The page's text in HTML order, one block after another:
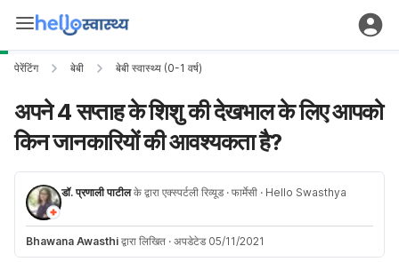
पेरेंटिंग बेबी बेबी स्वास्थ्य (0-1 वर्ष)
अपने 4 सप्ताह के शिशु की देखभाल के लिए आपको
किन जानकारियों की आवश्यकता है?
डॉ. प्रणाली पाटीलके द्वारा एक्स्पर्टली रिव्यूड · फार्मेसी · Hello Swasthya
Bhawana Awasthi द्वारा लिखित · अपडेटेड 05/11/2021